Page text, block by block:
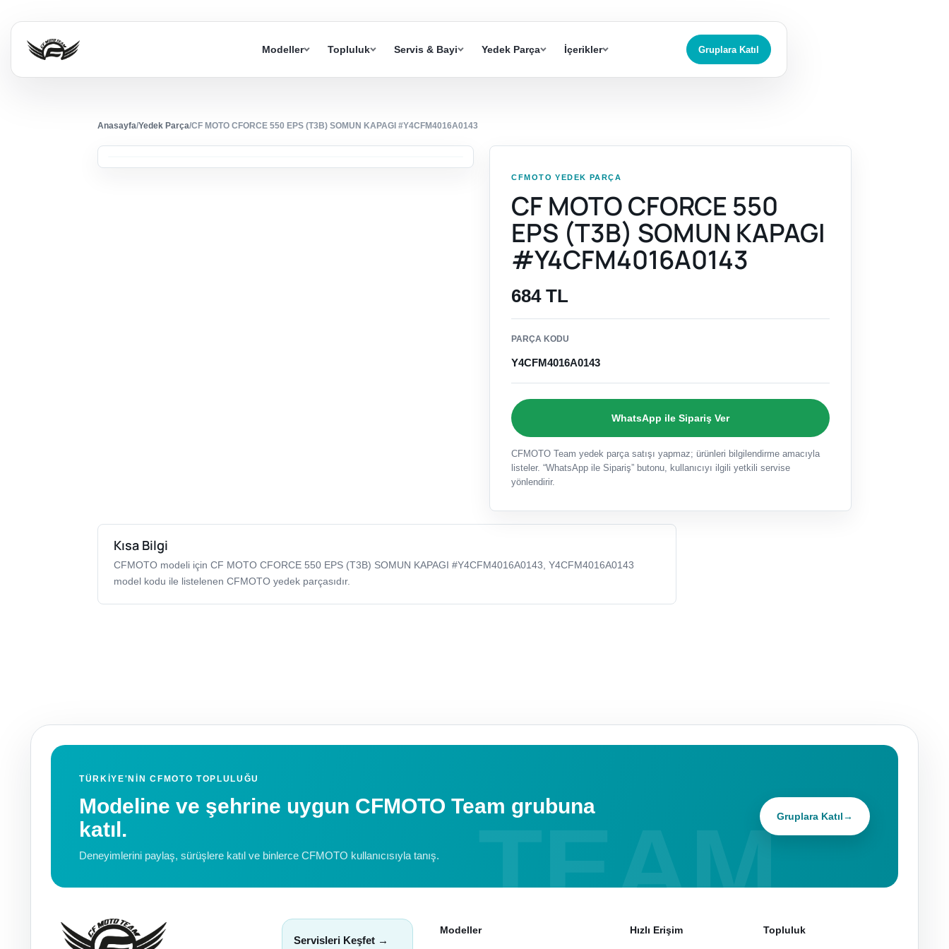
Modeller Topluluk Servis & Bayi Yedek Parça İçerikler Gruplara Katıl
Anasayfa/Yedek Parça/CF MOTO CFORCE 550 EPS (T3B) SOMUN KAPAGI #Y4CFM4016A0143
CFMOTO YEDEK PARÇA
CF MOTO CFORCE 550
EPS (T3B) SOMUN KAPAGI
#Y4CFM4016A0143
684 TL
PARÇA KODU
Y4CFM4016A0143
WhatsApp ile Sipariş Ver
CFMOTO Team yedek parça satışı yapmaz; ürünleri bilgilendirme amacıyla
listeler. “WhatsApp ile Sipariş” butonu, kullanıcıyı ilgili yetkili servise
yönlendirir.
Kısa Bilgi
CFMOTO modeli için CF MOTO CFORCE 550 EPS (T3B) SOMUN KAPAGI #Y4CFM4016A0143, Y4CFM4016A0143
model kodu ile listelenen CFMOTO yedek parçasıdır.
TÜRKIYE'NIN CFMOTO TOPLULUĞU
Modeline ve şehrine uygun CFMOTO Team grubuna
katıl.
Deneyimlerini paylaş, sürüşlere katıl ve binlerce CFMOTO kullanıcısıyla tanış.
Gruplara Katıl→
Servisleri Keşfet →
Modeller Hızlı Erişim Topluluk